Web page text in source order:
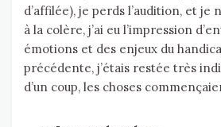
d’affilée), je perds l’audition, et je
à la colère, j’ai eu l’impression
émotions et des enjeux du
précédente, j’étais restée très
d’un coup, les choses